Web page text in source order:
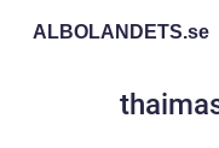
ALBOLANDETS.se